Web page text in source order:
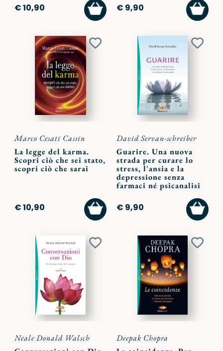
€ 10,90
AGGIUNGI
AL
CARRELLO
€ 9,90
AL
Aggiungi
Marco Cesati Cassin
La legge del karma.
Scopri ciò che sei stato,
scopri ciò che sarai
€ 10,90
AGGIUNGI
AL
CARRELLO
David Servan-schreiber
Guarire. Una nuova
strada per curare lo
stress, l'ansia e la
depressione senza
farmaci né psicanalisi
€ 9,90
AL
Aggiungi
Neale Donald Walsch
Deepak Chopra